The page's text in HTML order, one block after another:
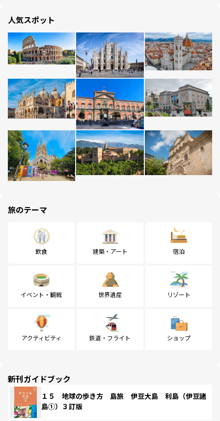
人気スポット
旅のテーマ
飲食 建築・アート 宿泊
イベント・観戦 世界遺産 リゾート
アクティビティ 鉄道・フライト ショップ
新刊ガイドブック
１５ 地球の歩き方 島旅 伊豆大島 利島（伊豆諸
島①）３訂版